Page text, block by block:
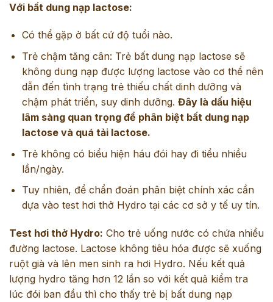
Với bất dung nạp lactose:
Có thể gặp ở bất cứ độ tuổi nào.
Trẻ chậm tăng cân: Trẻ bất dung nạp lactose sẽ
không dung nạp được lượng lactose vào cơ thể nên
dẫn đến tình trạng trẻ thiếu chất dinh dưỡng và
chậm phát triển, suy dinh dưỡng. Đây là dấu hiệu
lâm sàng quan trọng để phân biệt bất dung nạp
lactose và quá tải lactose.
Trẻ không có biểu hiện háu đói hay đi tiểu nhiều
lần/ngày.
Tuy nhiên, để chẩn đoán phân biệt chính xác cần
dựa vào test hơi thở Hydro tại các cơ sở y tế uy tín.
Test hơi thở Hydro: Cho trẻ uống nước có chứa nhiều
đường lactose. Lactose không tiêu hóa được sẽ xuống
ruột già và lên men sinh ra hơi Hydro. Nếu kết quả
lượng hydro tăng hơn 12 lần so với kết quả kiểm tra
lúc đói ban đầu thì cho thấy trẻ bị bất dung nạp